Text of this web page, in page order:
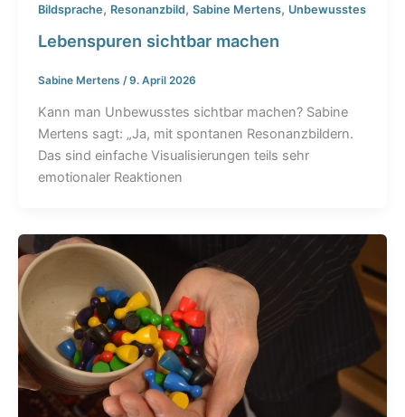
Bildsprache, Resonanzbild, Sabine Mertens, Unbewusstes
Lebenspuren sichtbar machen
Sabine Mertens /9. April 2026
Kann man Unbewusstes sichtbar machen? Sabine
Mertens sagt: „Ja, mit spontanen Resonanzbildern.
Das sind einfache Visualisierungen teils sehr
emotionaler Reaktionen